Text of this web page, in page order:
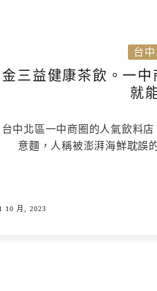
台
金三益健康茶飲。一
就
台中北區一中商圈的人氣飲料
意麵，人稱被澎湃海鮮耽誤
1 10 月, 2023